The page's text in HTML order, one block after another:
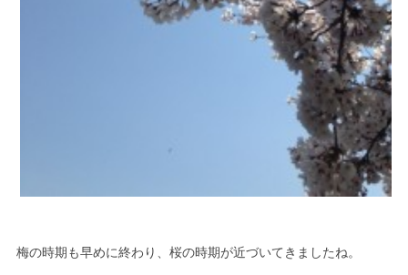
梅の時期も早めに終わり、桜の時期が近づいてきましたね。